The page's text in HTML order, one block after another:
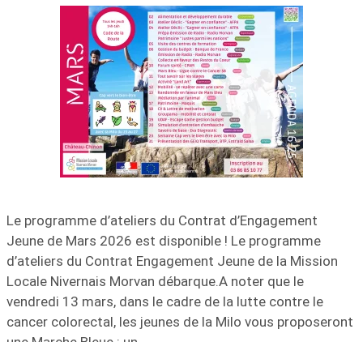
Le programme d’ateliers du Contrat d’Engagement
Jeune de Mars 2026 est disponible ! Le programme
d’ateliers du Contrat Engagement Jeune de la Mission
Locale Nivernais Morvan débarque.A noter que le
vendredi 13 mars, dans le cadre de la lutte contre le
cancer colorectal, les jeunes de la Milo vous proposeront